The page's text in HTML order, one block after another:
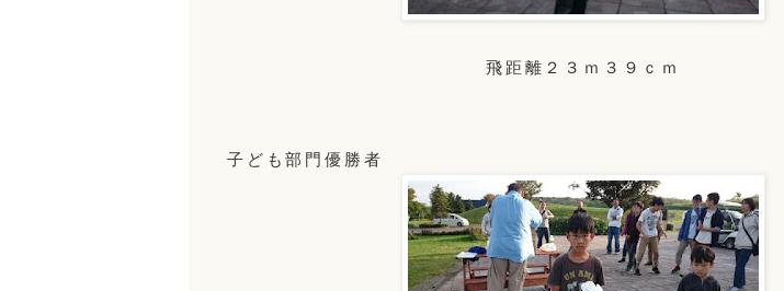
飛距離２３ｍ３９ｃｍ
子ども部門優勝者